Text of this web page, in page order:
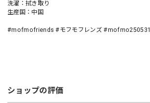
洗濯：拭き取り
生産国：中国
#mofmofriends #モフモフレンズ #mofmo250531
ショップの評価